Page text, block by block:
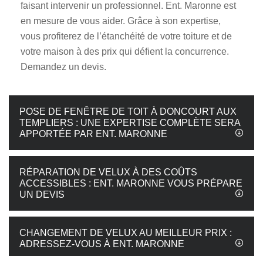
faisant intervenir un professionnel. Ent. Maronne est
en mesure de vous aider. Grâce à son expertise,
vous profiterez de l’étanchéité de votre toiture et de
votre maison à des prix qui défient la concurrence.
Demandez un devis.
POSE DE FENÊTRE DE TOIT À DONCOURT AUX
TEMPLIERS : UNE EXPERTISE COMPLÈTE SERA
APPORTÉE PAR ENT. MARONNE
RÉPARATION DE VELUX À DES COÛTS
ACCESSIBLES : ENT. MARONNE VOUS PRÉPARE
UN DEVIS
CHANGEMENT DE VELUX AU MEILLEUR PRIX :
ADRESSEZ-VOUS À ENT. MARONNE